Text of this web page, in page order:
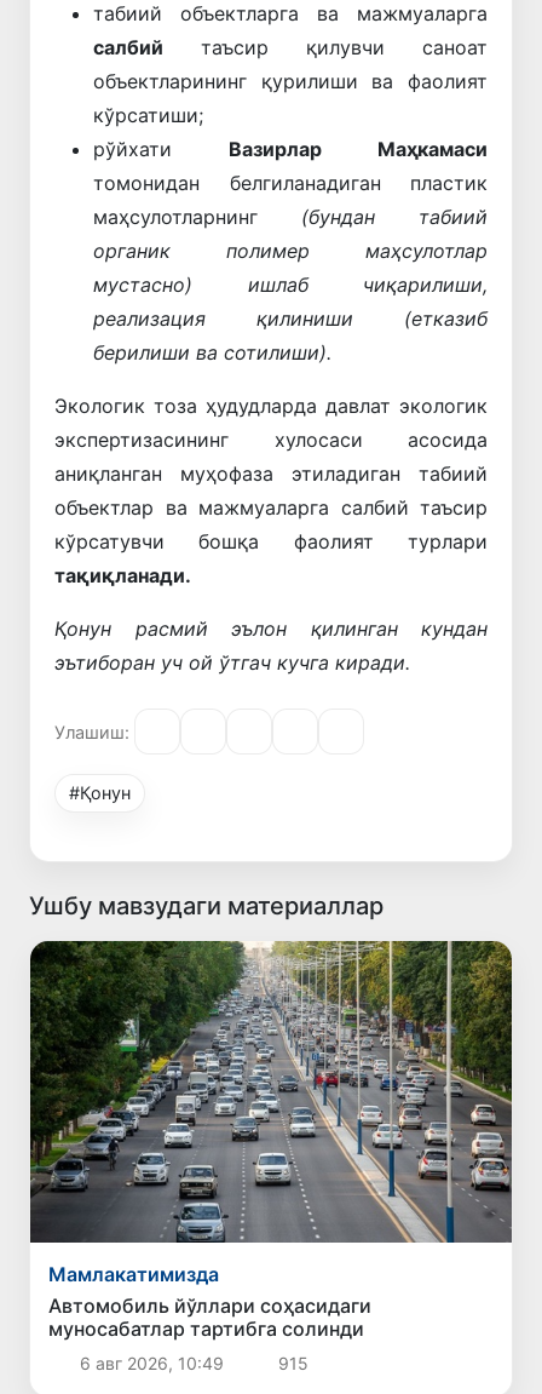
табиий объектларга ва мажмуаларга
салбий таъсир қилувчи саноат
объектларининг қурилиши ва фаолият
кўрсатиши;
рўйхати Вазирлар Маҳкамаси
томонидан белгиланадиган пластик
маҳсулотларнинг (бундан табиий
органик полимер маҳсулотлар
мустасно) ишлаб чиқарилиши,
реализация қилиниши (етказиб
берилиши ва сотилиши).
Экологик тоза ҳудудларда давлат экологик
экспертизасининг хулосаси асосида
аниқланган муҳофаза этиладиган табиий
объектлар ва мажмуаларга салбий таъсир
кўрсатувчи бошқа фаолият турлари
тақиқланади.
Қонун расмий эълон қилинган кундан
эътиборан уч ой ўтгач кучга киради.
Улашиш:
#Қонун
Ушбу мавзудаги материаллар
Мамлакатимизда
Автомобиль йўллари соҳасидаги
муносабатлар тартибга солинди
6 авг 2026, 10:49 915